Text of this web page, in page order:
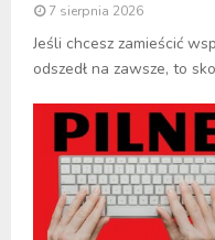
7 sierpnia 2026
Jeśli chcesz zamieścić
odszedł na zawsze, to